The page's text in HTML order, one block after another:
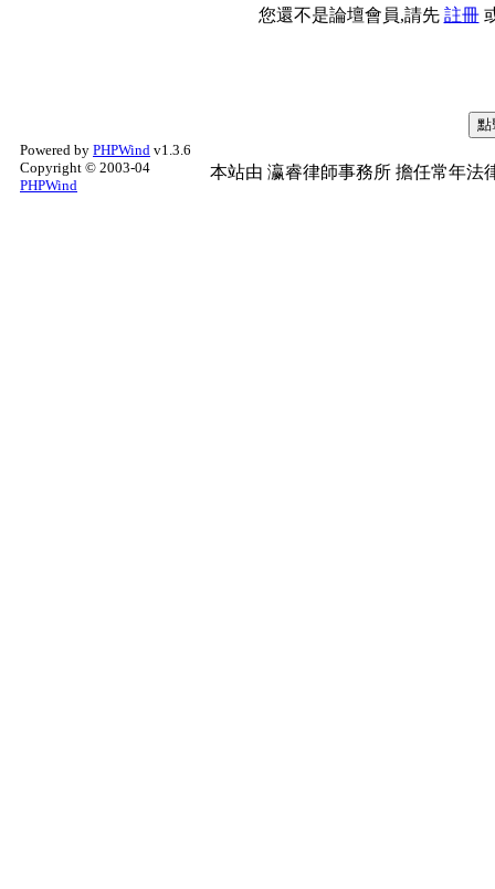
您還不是論壇會員,請先 註冊
Powered by PHPWind v1.3.6
Copyright © 2003-04
PHPWind
本站由 瀛睿律師事務所 擔任常年法